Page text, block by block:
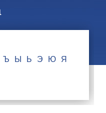
Ъ Ы Ь Э Ю Я